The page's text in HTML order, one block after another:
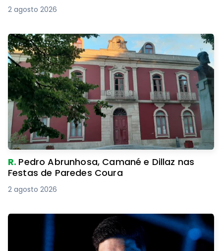
2 agosto 2026
R. Pedro Abrunhosa, Camané e Dillaz nas
Festas de Paredes Coura
2 agosto 2026